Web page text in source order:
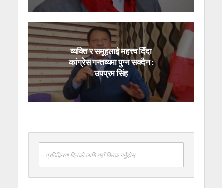
व्यक्ति र समूहलाई महत्त्व दिँदा
कांग्रेस गन्तव्यमा पुग्न सक्दैन :
उपप्रम सिंह
प्रतिक्रिया दिनको लागि यहाँ क्लिक गर्नुहोस्